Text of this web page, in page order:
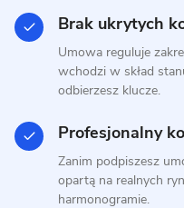
6 zdjęć
Brak ukrytych
Umowa reguluje
wchodzi w skład
odbierzesz klucze.
Profesjonalny
Zanim podpiszesz
opartą na realnych
harmonogramie.